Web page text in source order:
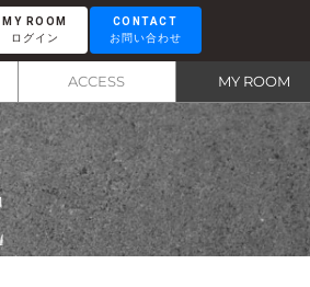
RENTAL LOUNGE
レンタルラウンジ
OTEMACHI
大手町
MY ROOM
ログイン
CONTACT
お問い合わせ
ACCESS MY ROOM